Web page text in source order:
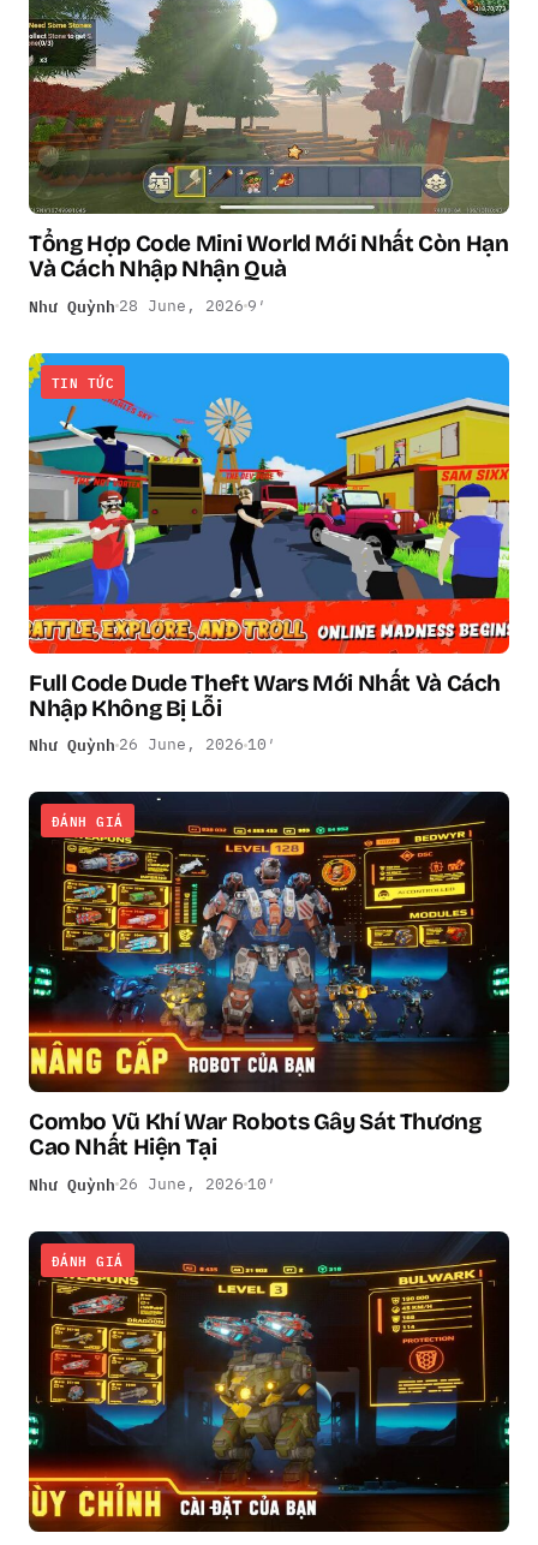
Tổng Hợp Code Mini World Mới Nhất Còn Hạn
Và Cách Nhập Nhận Quà
Như Quỳnh 28 June, 2026 9′
TIN TỨC
Full Code Dude Theft Wars Mới Nhất Và Cách
Nhập Không Bị Lỗi
Như Quỳnh 26 June, 2026 10′
ĐÁNH GIÁ
Combo Vũ Khí War Robots Gây Sát Thương
Cao Nhất Hiện Tại
Như Quỳnh 26 June, 2026 10′
ĐÁNH GIÁ